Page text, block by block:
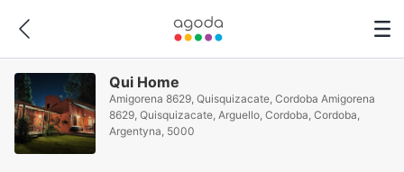
Qui Home
Amigorena 8629, Quisquizacate, Cordoba Amigorena
8629, Quisquizacate, Arguello, Cordoba, Cordoba,
Argentyna, 5000